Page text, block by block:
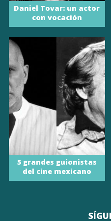
Daniel Tovar: un actor
con vocación
5 grandes guionistas
del cine mexicano